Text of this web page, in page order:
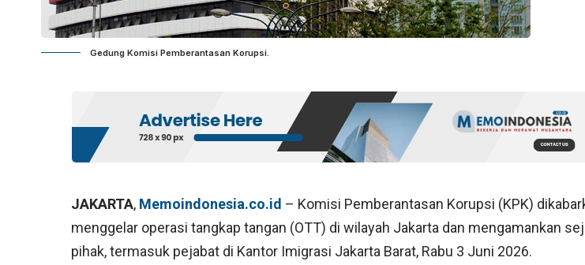
Gedung Komisi Pemberantasan Korupsi.
JAKARTA, Memoindonesia.co.id – Komisi Pemberantasan Korupsi (KPK)
menggelar operasi tangkap tangan (OTT) di wilayah Jakarta dan mengamankan
pihak, termasuk pejabat di Kantor Imigrasi Jakarta Barat, Rabu 3 Juni 2026.